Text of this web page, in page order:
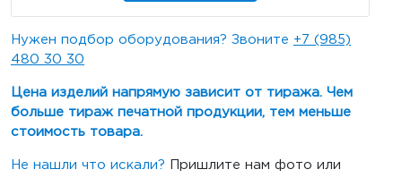
Нужен подбор оборудования? Звоните +7 (985)
480 30 30
Цена изделий напрямую зависит от тиража. Чем
больше тираж печатной продукции, тем меньше
стоимость товара.
Не нашли что искали? Пришлите нам фото или